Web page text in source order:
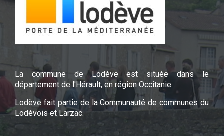
La commune de Lodève est située dans le
département de l'Hérault, en région Occitanie.
Lodève fait partie de la Communauté de communes du
Lodévois et Larzac.